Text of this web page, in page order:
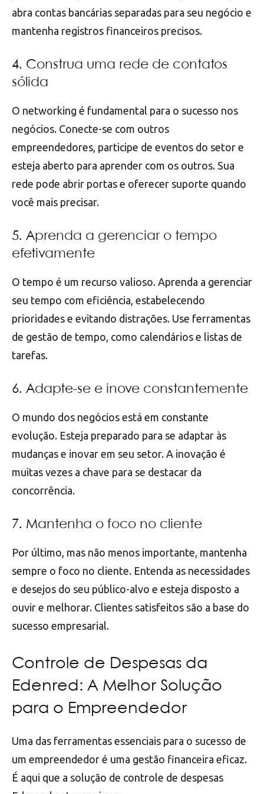
abra contas bancárias separadas para seu negócio e
mantenha registros financeiros precisos.
4. Construa uma rede de contatos
sólida
O networking é fundamental para o sucesso nos
negócios. Conecte-se com outros
empreendedores, participe de eventos do setor e
esteja aberto para aprender com os outros. Sua
rede pode abrir portas e oferecer suporte quando
você mais precisar.
5. Aprenda a gerenciar o tempo
efetivamente
O tempo é um recurso valioso. Aprenda a gerenciar
seu tempo com eficiência, estabelecendo
prioridades e evitando distrações. Use ferramentas
de gestão de tempo, como calendários e listas de
tarefas.
6. Adapte-se e inove constantemente
O mundo dos negócios está em constante
evolução. Esteja preparado para se adaptar às
mudanças e inovar em seu setor. A inovação é
muitas vezes a chave para se destacar da
concorrência.
7. Mantenha o foco no cliente
Por último, mas não menos importante, mantenha
sempre o foco no cliente. Entenda as necessidades
e desejos do seu público-alvo e esteja disposto a
ouvir e melhorar. Clientes satisfeitos são a base do
sucesso empresarial.
Controle de Despesas da
Edenred: A Melhor Solução
para o Empreendedor
Uma das ferramentas essenciais para o sucesso de
um empreendedor é uma gestão financeira eficaz.
É aqui que a solução de controle de despesas